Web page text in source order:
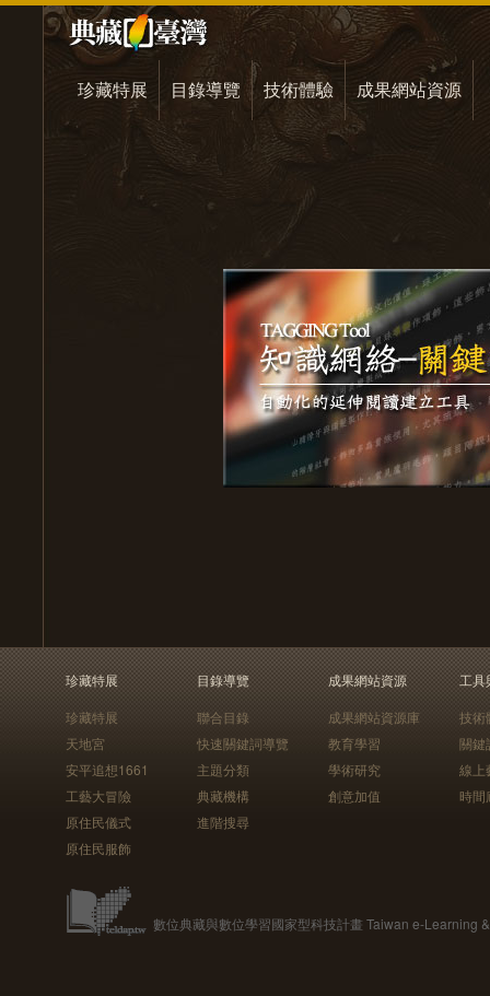
珍藏特展 目錄導覽 技術體驗 成果網站資源
珍藏特展
珍藏特展
天地宮
安平追想1661
工藝大冒險
原住民儀式
原住民服飾
目錄導覽
聯合目錄
快速關鍵詞導覽
主題分類
典藏機構
進階搜尋
成果網站資源
成果網站資源庫
教育學習
學術研究
創意加值
工具
技術
關鍵
線上
時間
數位典藏與數位學習國家型科技計畫 Taiwan e-Learning